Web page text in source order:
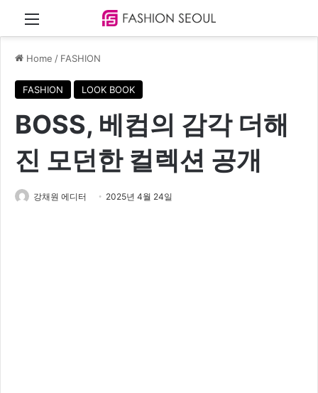
Menu
Home / FASHION
FASHION LOOK BOOK
BOSS, 베컴의 감각 더해
진 모던한 컬렉션 공개
강채원 에디터 2025년 4월 24일